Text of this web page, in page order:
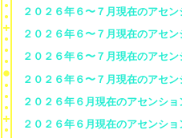
２０２６年６〜７月現在のアセ
２０２６年６〜７月現在のアセ
２０２６年６〜７月現在のアセ
２０２６年６〜７月現在のアセ
２０２６年６月現在のアセンシ
２０２６年６月現在のアセンシ